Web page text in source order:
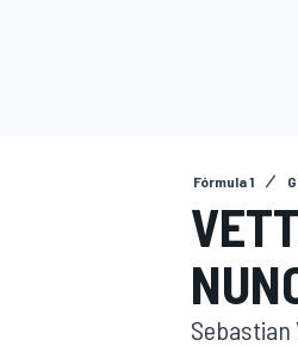
INDYCAR
Fórmula 1
Sebastian